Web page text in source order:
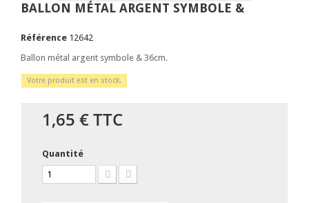
BALLON MÉTAL ARGENT SYMBOLE &
Référence 12642
Ballon métal argent symbole & 36cm.
Votre produit est en stock.
1,65 €TTC
Quantité